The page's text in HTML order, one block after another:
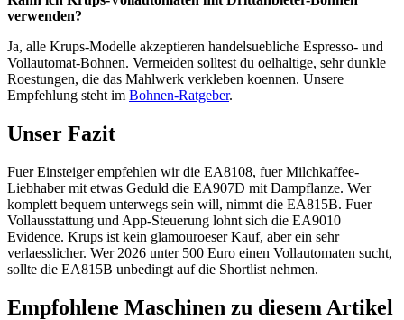
verwenden?
Ja, alle Krups-Modelle akzeptieren handelsuebliche Espresso- und
Vollautomat-Bohnen. Vermeiden solltest du oelhaltige, sehr dunkle
Roestungen, die das Mahlwerk verkleben koennen. Unsere
Empfehlung steht im Bohnen-Ratgeber.
Unser Fazit
Fuer Einsteiger empfehlen wir die EA8108, fuer Milchkaffee-
Liebhaber mit etwas Geduld die EA907D mit Dampflanze. Wer
komplett bequem unterwegs sein will, nimmt die EA815B. Fuer
Vollausstattung und App-Steuerung lohnt sich die EA9010
Evidence. Krups ist kein glamouroeser Kauf, aber ein sehr
verlaesslicher. Wer 2026 unter 500 Euro einen Vollautomaten sucht,
sollte die EA815B unbedingt auf die Shortlist nehmen.
Empfohlene Maschinen zu diesem Artikel